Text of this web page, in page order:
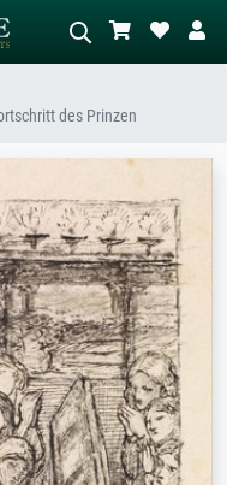
Abstrakt mit viel Rot, Dunkles
Stehender Akt neben einem
Baum.
des Prinzen